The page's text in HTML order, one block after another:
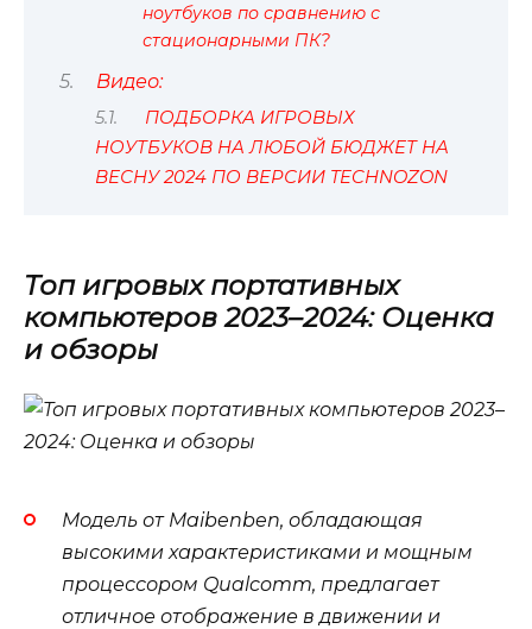
ноутбуков по сравнению с
стационарными ПК?
Видео:
ПОДБОРКА ИГРОВЫХ
НОУТБУКОВ НА ЛЮБОЙ БЮДЖЕТ НА
ВЕСНУ 2024 ПО ВЕРСИИ TECHNOZON
Топ игровых портативных
компьютеров 2023–2024: Оценка
и обзоры
Модель от Maibenben, обладающая
высокими характеристиками и мощным
процессором Qualcomm, предлагает
отличное отображение в движении и